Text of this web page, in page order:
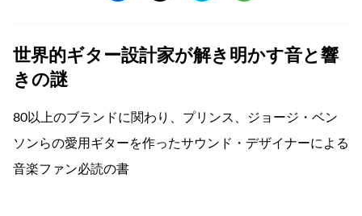
世界的ギター設計家が解き明かす音と響
きの謎
80以上のブランドに関わり、プリンス、ジョージ・ベン
ソンらの愛用ギターを作ったサウンド・デザイナーによる
音楽ファン必読の書